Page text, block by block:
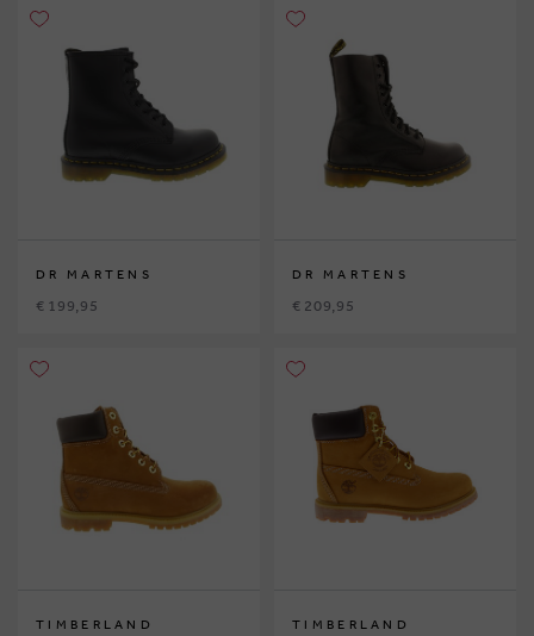
DR MARTENS
€ 199,95
DR MARTENS
€ 209,95
TIMBERLAND TIMBERLAND